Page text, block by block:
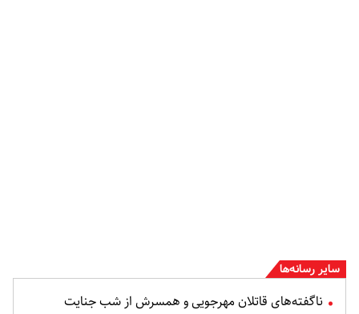
سایر رسانه‌ها
ناگفته‌های قاتلان مهرجویی و همسرش از شب جنایت